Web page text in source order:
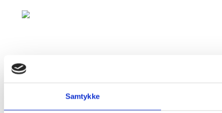
Samtykke